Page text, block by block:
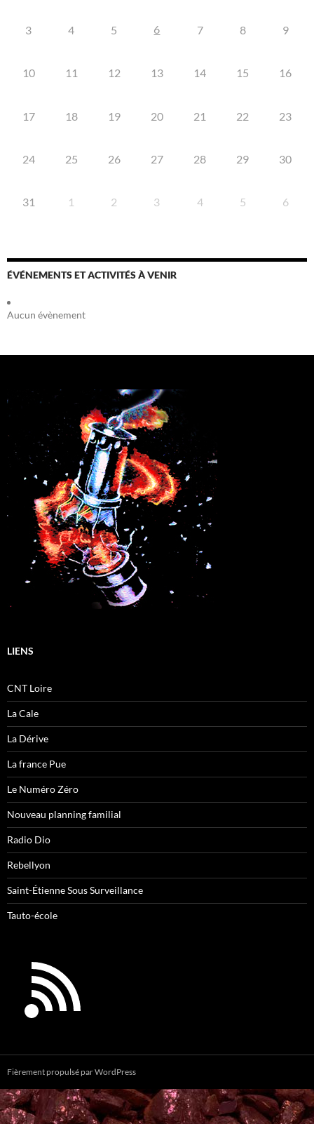
3 4 5 6 7 8 9
10 11 12 13 14 15 16
17 18 19 20 21 22 23
24 25 26 27 28 29 30
31 1 2 3 4 5 6
ÉVÉNEMENTS ET ACTIVITÉS À VENIR
Aucun évènement
LIENS
CNT Loire
La Cale
La Dérive
La france Pue
Le Numéro Zéro
Nouveau planning familial
Radio Dio
Rebellyon
Saint-Étienne Sous Surveillance
Tauto-école
Fièrement propulsé par WordPress